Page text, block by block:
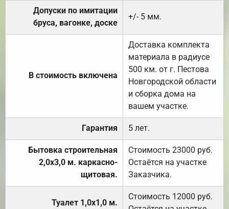
Допуски по имитации
бруса, вагонке, доске
+/- 5 мм.
В стоимость включена
Доставка комплекта
материала в радиусе
500 км. от г. Пестова
Новгородской области
и сборка дома на
вашем участке.
Гарантия 5 лет.
Бытовка строительная
2,0х3,0 м. каркасно-
щитовая.
Стоимость 23000 руб.
Остаётся на участке
Заказчика.
Туалет 1,0х1,0 м.
Стоимость 12000 руб.